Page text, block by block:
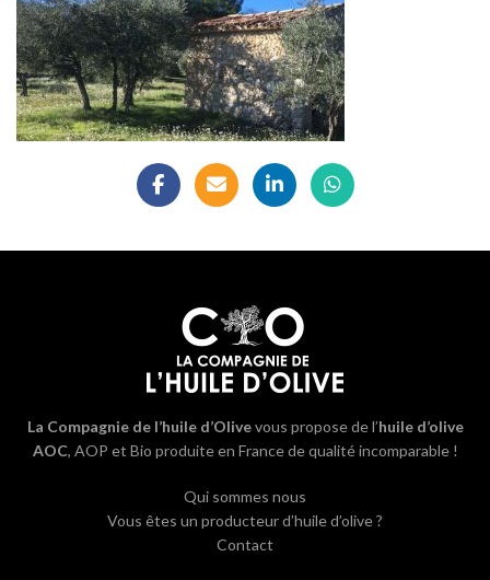
La Compagnie de l’huile d’Olivevous propose de l’huile d’olive
AOC, AOP et Bio produite en France de qualité incomparable !
Qui sommes nous
Vous êtes un producteur d’huile d’olive ?
Contact